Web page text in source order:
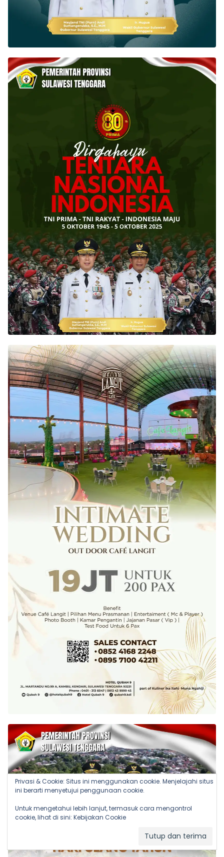
Privasi & Cookie: Situs ini menggunakan cookie. Menjelajahi situs
ini berarti menyetujui penggunaan cookie.
Untuk mengetahui lebih lanjut, termasuk cara mengontrol
cookie, lihat di sini: Kebijakan Cookie